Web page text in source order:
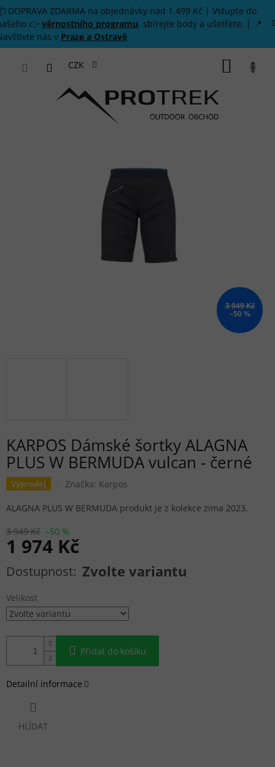
Přejít na obsah
DOPRAVA ZDARMA na objednávky nad 1.499 Kč | Vstupte do
👉 věrnostního programu, sbírejte body a ušetřete. | 📍
nás v Praze a Ostravě
CZK
3 949 Kč
–50 %
KARPOS Dámské šortky ALAGNA
PLUS W BERMUDA vulcan - černé
Výprodej Značka: Karpos
3 949 Kč –50 %
1 974 Kč
Měrná cena: Zvolte variantu
Velikost
Přidat do košíku
ALAGNA PLUS W BERMUDA produkt je z kolekce zima 2023.
Detailní informace
HLÍDAT